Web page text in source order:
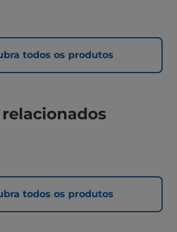
todos os produtos
todos os produtos